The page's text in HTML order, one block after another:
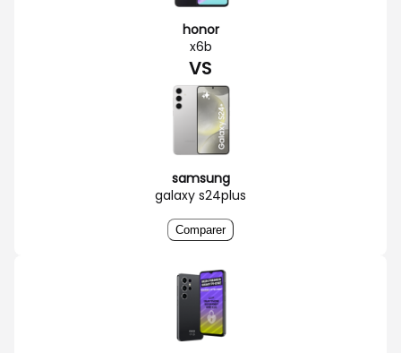
honor
x6b
VS
samsung
galaxy s24plus
Comparer